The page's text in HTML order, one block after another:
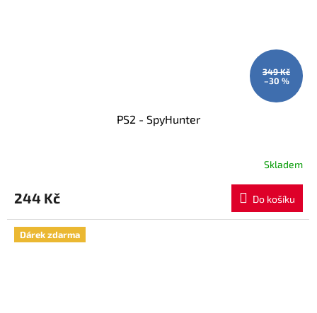
349 Kč
–30 %
PS2 - SpyHunter
Skladem
244 Kč Do košíku
Dárek zdarma